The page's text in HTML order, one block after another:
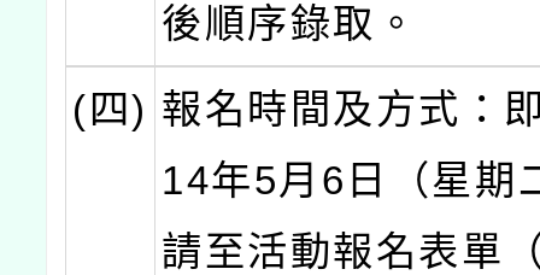
後順序錄取。
(四) 報名時間及方式：
14年5月6日（星期
請至活動報名表單